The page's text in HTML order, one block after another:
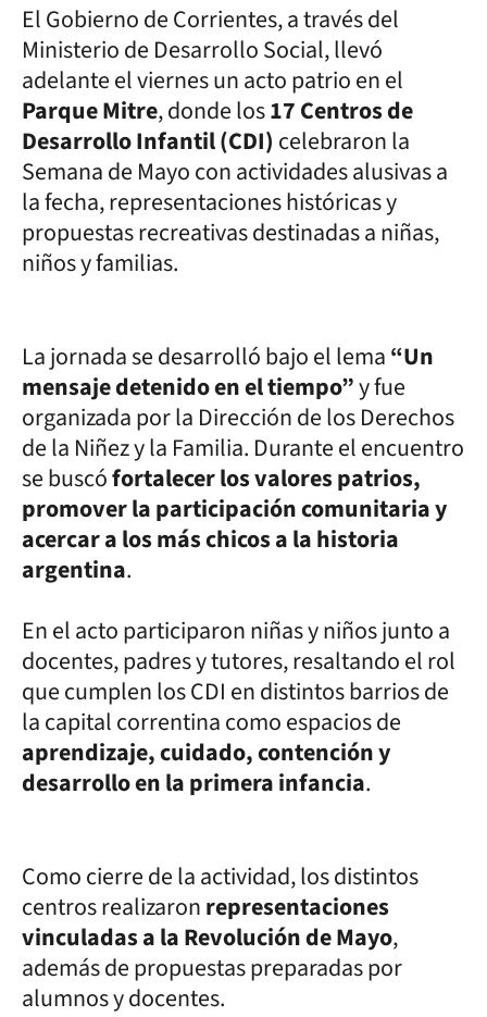
El Gobierno de Corrientes, a través del
Ministerio de Desarrollo Social, llevó
adelante el viernes un acto patrio en el
Parque Mitre, donde los17 Centros de
Desarrollo Infantil (CDI) celebraron la
Semana de Mayo con actividades alusivas a
la fecha, representaciones históricas y
propuestas recreativas destinadas a niñas,
niños y familias.
La jornada se desarrolló bajo el lema“Un
mensaje detenido en el tiempo”y fue
organizada por la Dirección de los Derechos
de la Niñez y la Familia. Durante el encuentro
se buscófortalecer los valores patrios,
promover la participación comunitaria y
acercar a los más chicos a la historia
argentina.
En el acto participaron niñas y niños junto a
docentes, padres y tutores, resaltando el rol
que cumplen los CDI en distintos barrios de
la capital correntina como espacios de
aprendizaje, cuidado, contención y
desarrollo en la primera infancia.
Como cierre de la actividad, los distintos
centros realizaronrepresentaciones
vinculadas a la Revolución de Mayo,
además de propuestas preparadas por
alumnos y docentes.